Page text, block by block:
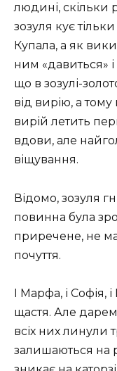
людині, скільки
зозуля кує
Купала, а як
ним «давиться»
що в зозулі-
від вирію, а
вирій летить
вдови, але
віщування.
Відомо, зозуля
повинна була
приречене, не
почуття.
І Марфа, і Софія,
щастя. Але
всіх них линули
залишаються на